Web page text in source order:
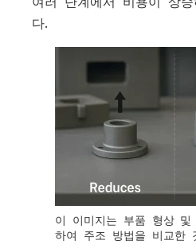
다.
이 이미지는 부품 형상 및
하여 주조 방법을 비교한